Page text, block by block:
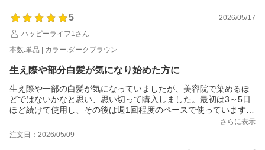
ったです。
昨日は素手でやってみたら、すごい色になりましたが、翌日朝の
5
2026/05/17
ハッピーライフ1さん
本数:単品 | カラー:ダークブラウン
生え際や部分白髪が気になり始めた方に
生え際や一部の白髪が気になっていましたが、美容院で染めるほ
どではないかなと思い、思い切って購入しました。最初は3～5日
ほど続けて使用し、その後は週1回程度のペースで使っています。
私は白髪が気になる部分を中心に使っていましたが、2回目くらい
からしっかり染まりを感じられました。自然に色づく感じで、わ
さらに表示
注文日：2026/05/09